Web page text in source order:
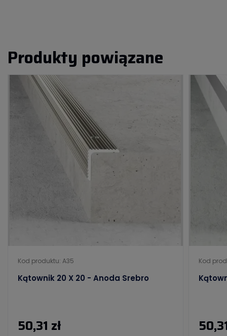
Produkty powiązane
Kod produktu: A35
Kątownik 20 X 20 - Anoda Srebro
50,31 zł
Kod